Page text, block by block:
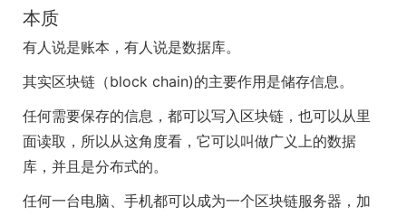
本质
有人说是账本，有人说是数据库。
其实区块链（block chain)的主要作用是储存信息。
任何需要保存的信息，都可以写入区块链，也可以从里
面读取，所以从这角度看，它可以叫做广义上的数据
库，并且是分布式的。
任何一台电脑、手机都可以成为一个区块链服务器，加